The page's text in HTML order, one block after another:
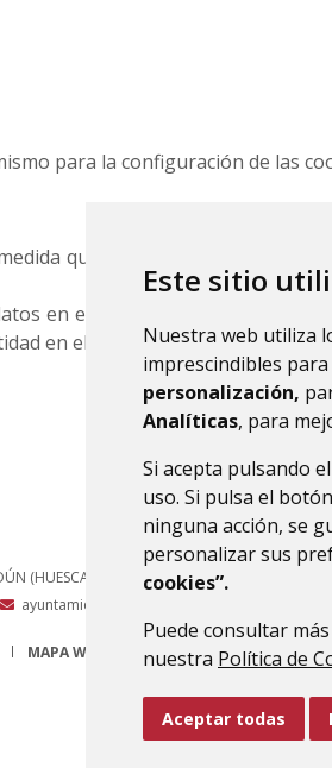
Este sitio
Nuestra web utiliza
imprescindibles
personalización,
Analíticas, para
Si acepta pulsando
uso. Si pulsa el botón
ninguna acción, se
personalizar sus
cookies”.
Puede consultar
nuestra Política de
Aceptar todas
para la configuración de las
que vayan cambiando los
en el apartado Política de
en el siguiente correo
(HUESCA) - ARAGÓN(ESPAÑA)
ayuntamiento@canaldeberdun.es
MAPA WEB AVISO LEGAL